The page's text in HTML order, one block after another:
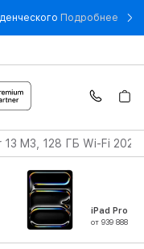
Подробнее - -
13 M3, 128 ГБ Wi-Fi
iPad Pro 13
от 939 888 ₸